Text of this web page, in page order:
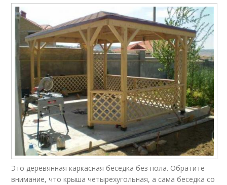
Это деревянная каркасная беседка без пола. Обратите
внимание, что крыша четырехугольная, а сама беседка со